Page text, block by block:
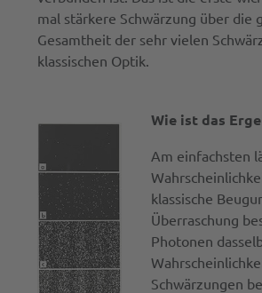
mal stärkere Schwärzung über die
Gesamtheit der sehr vielen
klassischen Optik.
Wie ist das
Am einfachsten
klassische
Überraschung
Photonen
Schwärzungen